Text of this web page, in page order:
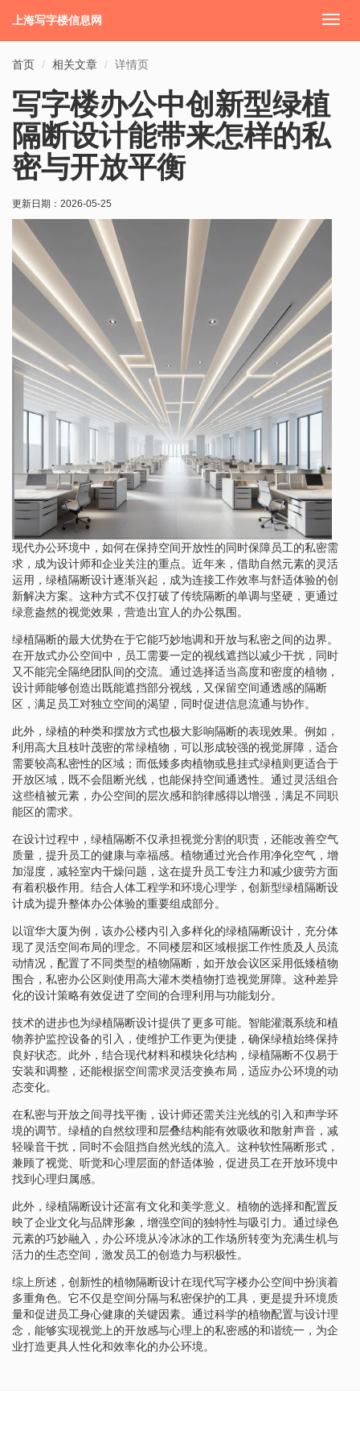
切
上海写字楼信息网
首页 相关文章 详情页
写字楼办公中创新型绿植
隔断设计能带来怎样的私
密与开放平衡
更新日期： 2026-05-25
现代办公环境中，如何在保持空间开放性的同时保障员工的私密需
求，成为设计师和企业关注的重点。近年来，借助自然元素的灵活
运用，绿植隔断设计逐渐兴起，成为连接工作效率与舒适体验的创
新解决方案。这种方式不仅打破了传统隔断的单调与坚硬，更通过
绿意盎然的视觉效果，营造出宜人的办公氛围。
绿植隔断的最大优势在于它能巧妙地调和开放与私密之间的边界。
在开放式办公空间中，员工需要一定的视线遮挡以减少干扰，同时
又不能完全隔绝团队间的交流。通过选择适当高度和密度的植物，
设计师能够创造出既能遮挡部分视线，又保留空间通透感的隔断
区，满足员工对独立空间的渴望，同时促进信息流通与协作。
此外，绿植的种类和摆放方式也极大影响隔断的表现效果。例如，
利用高大且枝叶茂密的常绿植物，可以形成较强的视觉屏障，适合
需要较高私密性的区域；而低矮多肉植物或悬挂式绿植则更适合于
开放区域，既不会阻断光线，也能保持空间通透性。通过灵活组合
这些植被元素，办公空间的层次感和韵律感得以增强，满足不同职
能区的需求。
在设计过程中，绿植隔断不仅承担视觉分割的职责，还能改善空气
质量，提升员工的健康与幸福感。植物通过光合作用净化空气，增
加湿度，减轻室内干燥问题，这在提升员工专注力和减少疲劳方面
有着积极作用。结合人体工程学和环境心理学，创新型绿植隔断设
计成为提升整体办公体验的重要组成部分。
以谊华大厦为例，该办公楼内引入多样化的绿植隔断设计，充分体
现了灵活空间布局的理念。不同楼层和区域根据工作性质及人员流
动情况，配置了不同类型的植物隔断，如开放会议区采用低矮植物
围合，私密办公区则使用高大灌木类植物打造视觉屏障。这种差异
化的设计策略有效促进了空间的合理利用与功能划分。
技术的进步也为绿植隔断设计提供了更多可能。智能灌溉系统和植
物养护监控设备的引入，使维护工作更为便捷，确保绿植始终保持
良好状态。此外，结合现代材料和模块化结构，绿植隔断不仅易于
安装和调整，还能根据空间需求灵活变换布局，适应办公环境的动
态变化。
在私密与开放之间寻找平衡，设计师还需关注光线的引入和声学环
境的调节。绿植的自然纹理和层叠结构能有效吸收和散射声音，减
轻噪音干扰，同时不会阻挡自然光线的流入。这种软性隔断形式，
兼顾了视觉、听觉和心理层面的舒适体验，促进员工在开放环境中
找到心理归属感。
此外，绿植隔断设计还富有文化和美学意义。植物的选择和配置反
映了企业文化与品牌形象，增强空间的独特性与吸引力。通过绿色
元素的巧妙融入，办公环境从冷冰冰的工作场所转变为充满生机与
活力的生态空间，激发员工的创造力与积极性。
综上所述，创新性的植物隔断设计在现代写字楼办公空间中扮演着
多重角色。它不仅是空间分隔与私密保护的工具，更是提升环境质
量和促进员工身心健康的关键因素。通过科学的植物配置与设计理
念，能够实现视觉上的开放感与心理上的私密感的和谐统一，为企
业打造更具人性化和效率化的办公环境。